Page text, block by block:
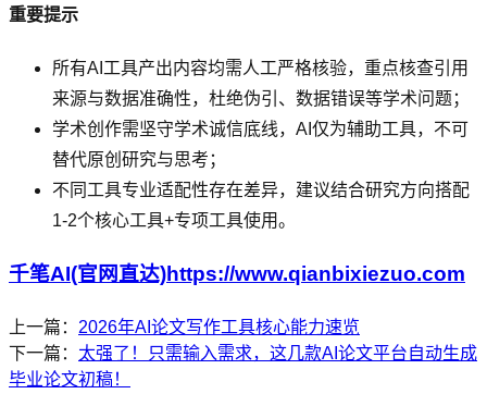
重要提示
所有AI工具产出内容均需人工严格核验，重点核查引用
来源与数据准确性，杜绝伪引、数据错误等学术问题；
学术创作需坚守学术诚信底线，AI仅为辅助工具，不可
替代原创研究与思考；
不同工具专业适配性存在差异，建议结合研究方向搭配
1-2个核心工具+专项工具使用。
千笔AI(官网直达)https://www.qianbixiezuo.com
上一篇： 2026年AI论文写作工具核心能力速览
下一篇： 太强了！只需输入需求，这几款AI论文平台自动生成
毕业论文初稿！